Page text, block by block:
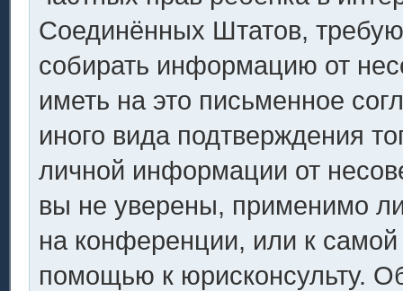
Соединённых Штатов,
собирать информацию от
иметь на это письменное
иного вида подтверждения
личной информации от
вы не уверены, применимо
на конференции, или к
помощью к юрисконсульту.